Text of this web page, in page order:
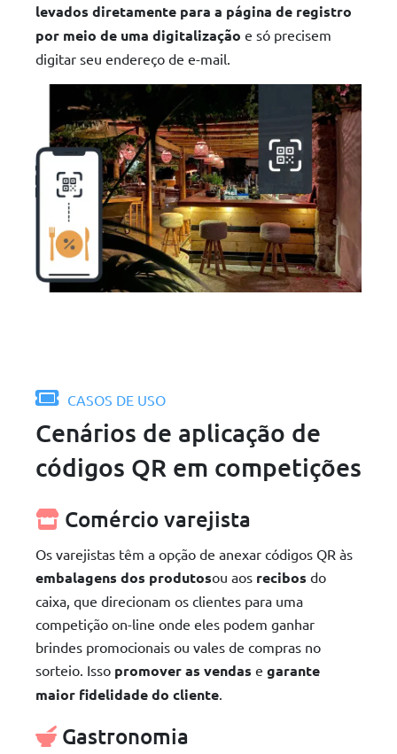
levados diretamente para a página de registro
por meio de uma digitalização e só precisem
digitar seu endereço de e-mail.
CASOS DE USO
Cenários de aplicação de
códigos QR em competições
Gastronomia
Comércio varejista
Os varejistas têm a opção de anexar códigos QR às
embalagens dos produtosou aos recibos do
caixa, que direcionam os clientes para uma
competição on-line onde eles podem ganhar
brindes promocionais ou vales de compras no
sorteio. Isso promover as vendas e garante
maior fidelidade do cliente